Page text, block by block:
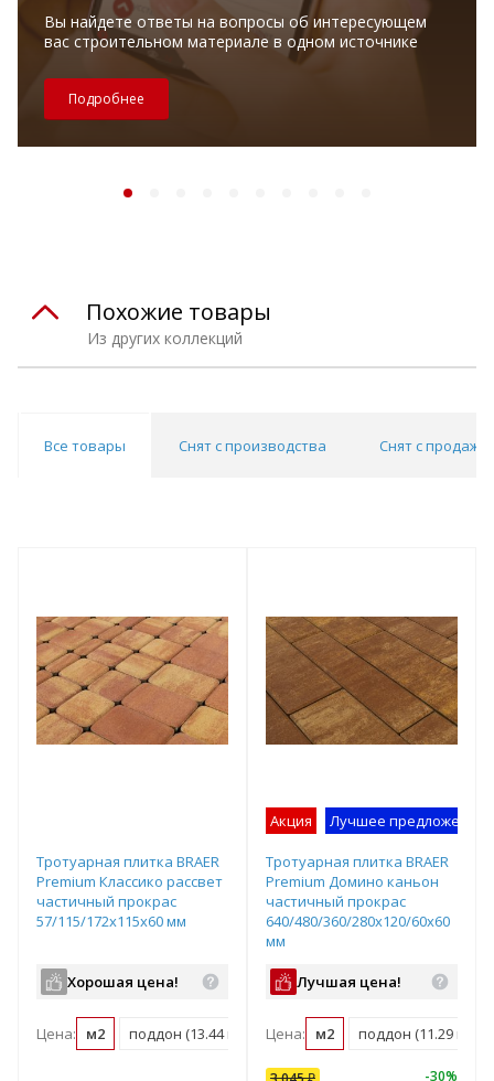
Вы найдете ответы на вопросы об интересующем
вас строительном материале в одном источнике
Подробнее
Из других коллекций
Похожие товары
Все товары Снят с производства Снят с продаж
Тротуарная плитка BRAER
Premium Классико рассвет
частичный прокрас
57/115/172х115х60 мм
Хорошая цена!
Цена: м2 поддон (13.44 м2)
Акция Лучшее предложение
Тротуарная плитка BRAER
Premium Домино каньон
частичный прокрас
640/480/360/280х120/60х60
мм
Лучшая цена!
Цена: м2 поддон (11.29 м2)
-30%